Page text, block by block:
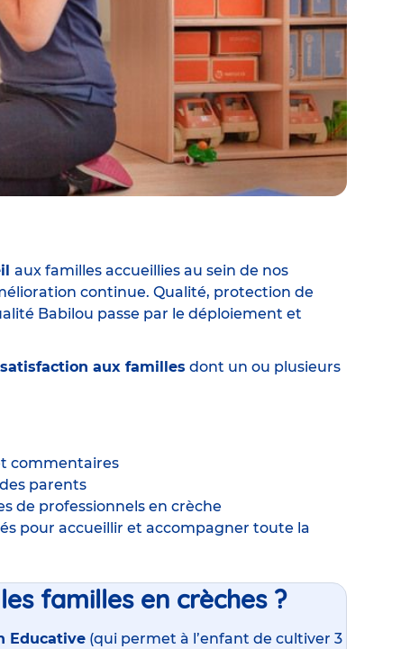
aux familles accueillies au sein de nos
continue. Qualité, protection de
Babilou passe par le déploiement et
aux familles dont un ou plusieurs
commentaires
parents
de professionnels en crèche
pour accueillir et accompagner toute la
familles en crèches ?
Educative (qui permet à l’enfant de cultiver 3